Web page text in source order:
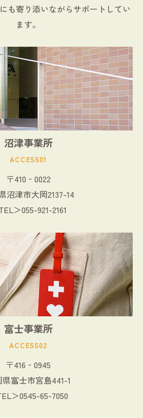
も寄り添いながらサポートしてい
ます。
沼津事業所
ACCESS01
〒410‐0022
沼津市大岡2137-14
＞055-921-2161
富士事業所
ACCESS02
〒416‐0945
県富士市宮島441-1
＞0545-65-7050